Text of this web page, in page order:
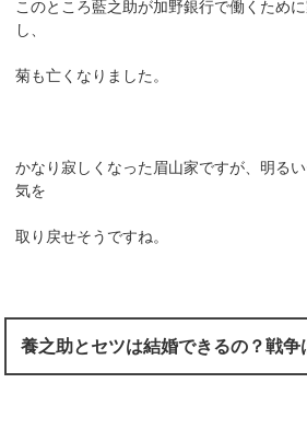
このところ藍之助が加野銀行で働くため
し、
菊も亡くなりました。
かなり寂しくなった眉山家ですが、明る
気を
取り戻せそうですね。
養之助とセツは結婚できるの？戦争